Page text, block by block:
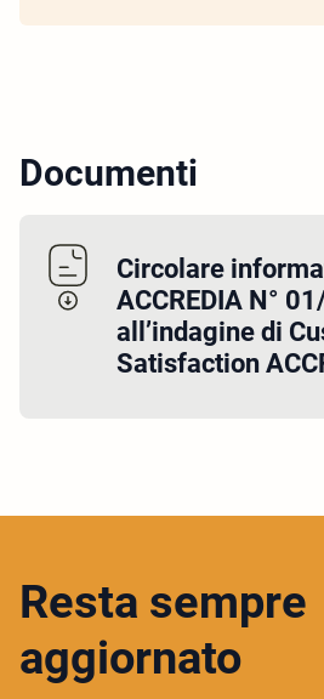
Documenti
Circolare
ACCREDIA N°
all’indagine di
Satisfaction
Resta sempre
aggiornato